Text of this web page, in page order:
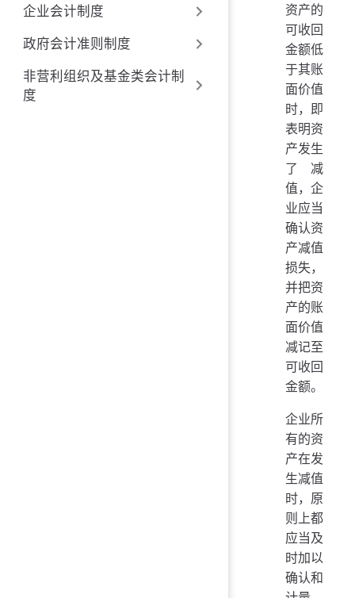
企业会计制度
政府会计准则制度
非营利组织及基金类会计制
度
资产的
可收回
金额低
于其账
面价值
时，即
表明资
产发生
了减
值，企
业应当
确认资
产减值
损失，
并把资
产的账
面价值
减记至
可收回
金额。
企业所
有的资
产在发
生减值
时，原
则上都
应当及
时加以
确认和